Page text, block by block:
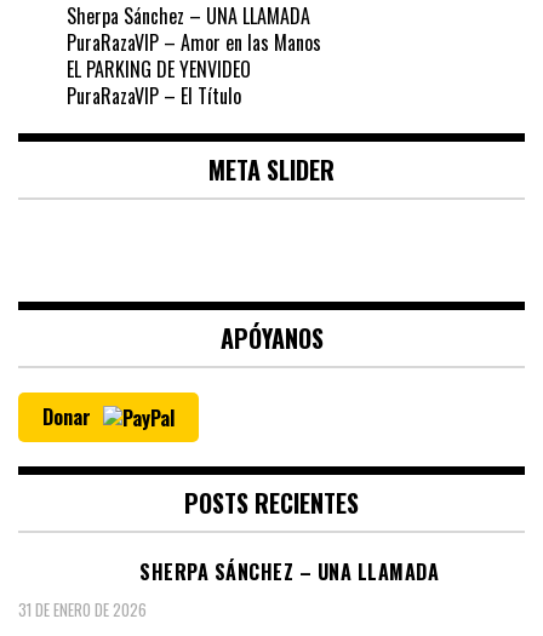
Sherpa Sánchez – UNA LLAMADA
PuraRazaVIP – Amor en las Manos
EL PARKING DE YENVIDEO
PuraRazaVIP – El Título
META SLIDER
APÓYANOS
Donar
POSTS RECIENTES
SHERPA SÁNCHEZ – UNA LLAMADA
31 DE ENERO DE 2026